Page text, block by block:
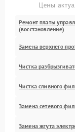
Цены
Ремонт платы
(восстановление)
Замена верхнего
Чистка
Чистка сливного
Замена сетевого
Замена жгута